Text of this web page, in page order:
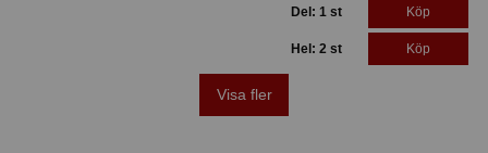
Del: 1 st Köp
Hel: 2 st Köp
Visa fler